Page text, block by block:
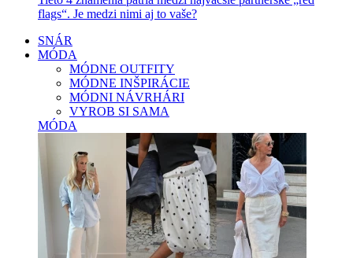
flags“. Je medzi nimi aj to vaše?
SNÁR
MÓDA
MÓDNE OUTFITY
MÓDNE INŠPIRÁCIE
MÓDNI NÁVRHÁRI
VYROB SI SAMA
MÓDA